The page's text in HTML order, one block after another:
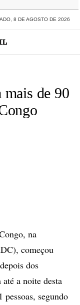
8 DE AGOSTO DE 2026
de 90
na
começou
dos
a noite desta
segundo